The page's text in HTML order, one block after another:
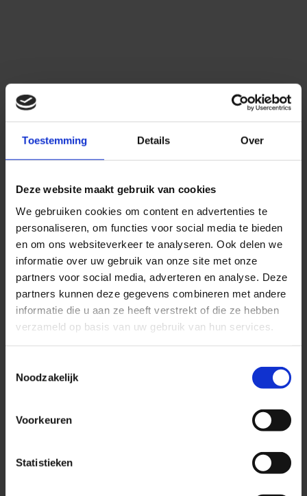
Toestemming Details Over
Deze website maakt gebruik van cookies
We gebruiken cookies om content en advertenties te
personaliseren, om functies voor social media te bieden
en om ons websiteverkeer te analyseren. Ook delen we
informatie over uw gebruik van onze site met onze
partners voor social media, adverteren en analyse. Deze
partners kunnen deze gegevens combineren met andere
informatie die u aan ze heeft verstrekt of die ze hebben
verzameld op basis van uw gebruik van hun services.
Noodzakelijk
Voorkeuren
Statistieken
Medifactor